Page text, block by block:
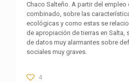
Chaco Salteño. A partir del empleo
combinado, sobre las
ecológicas y como estas se
de apropiación de tierras en Salta,
de datos muy alarmantes sobre
sociales muy graves.
4